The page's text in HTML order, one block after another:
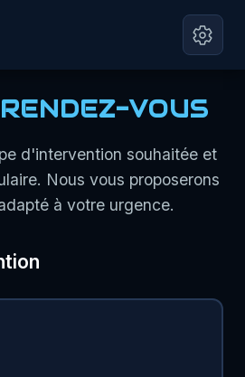
VOUS
d'intervention souhaitée et
Nous vous proposerons
à votre urgence.